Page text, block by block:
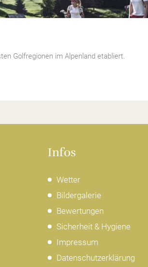
Golfregionen im Alpenland etabliert.
Infos
Wetter
Bildergalerie
Bewertungen
Sicherheit & Hygiene
Impressum
Datenschutzerklärung